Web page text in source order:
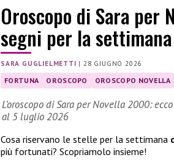
Oroscopo di Sara per
segni per la
SARA GUGLIELMETTI | 28 GIUGNO 2026
FORTUNA OROSCOPO OROSCOPO NOVELLA
L’oroscopo di Sara per Novella 2000:
al 5 luglio 2026
Cosa riservano le stelle per la settimana
più fortunati? Scopriamolo insieme!